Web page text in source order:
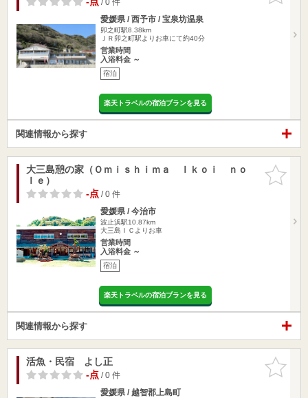
愛媛県 / 西予市 / 宝泉坊温泉
卯之町駅8.38km
ＪＲ卯之町駅よりお車にて約40分
営業時間
入浴料金 ～
宿泊
楽天トラベルの宿泊プランを見る
関連情報から探す
お気に入
りに追加
大三島憩の家（Ｏｍｉｓｈｉｍａ Ｉｋｏｉ ｎｏ
Ｉｅ）
-点/ 0 件
愛媛県 / 今治市
波止浜駅10.87km
大三島ＩＣよりお車
営業時間
入浴料金 ～
宿泊
楽天トラベルの宿泊プランを見る
関連情報から探す
お気に入
りに追加
活魚・民宿 よし正
-点/ 0 件
愛媛県 / 越智郡上島町